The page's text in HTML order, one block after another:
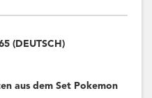
(DEUTSCH)
aus dem Set Pokemon